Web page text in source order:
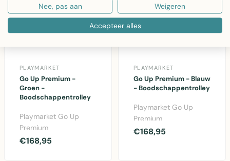
PLAYMARKET
Go Up Premium -
Groen -
Boodschappentrolley
Playmarket Go Up
Premium
boodschappentrolley
€168,95
PLAYMARKET
Go Up Premium - Blauw
- Boodschappentrolley
Playmarket Go Up
Premium
boodschappentrolley
€168,95
Nee, pas aan Weigeren
Accepteer alles